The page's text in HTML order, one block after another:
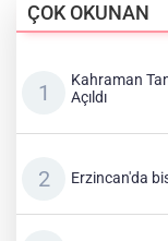
ÇOK OKUNAN
Kahraman
Açıldı
Erzincan'da